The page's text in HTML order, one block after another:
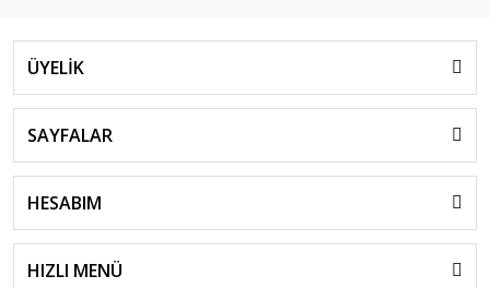
ÜYELİK
SAYFALAR
HESABIM
HIZLI MENÜ